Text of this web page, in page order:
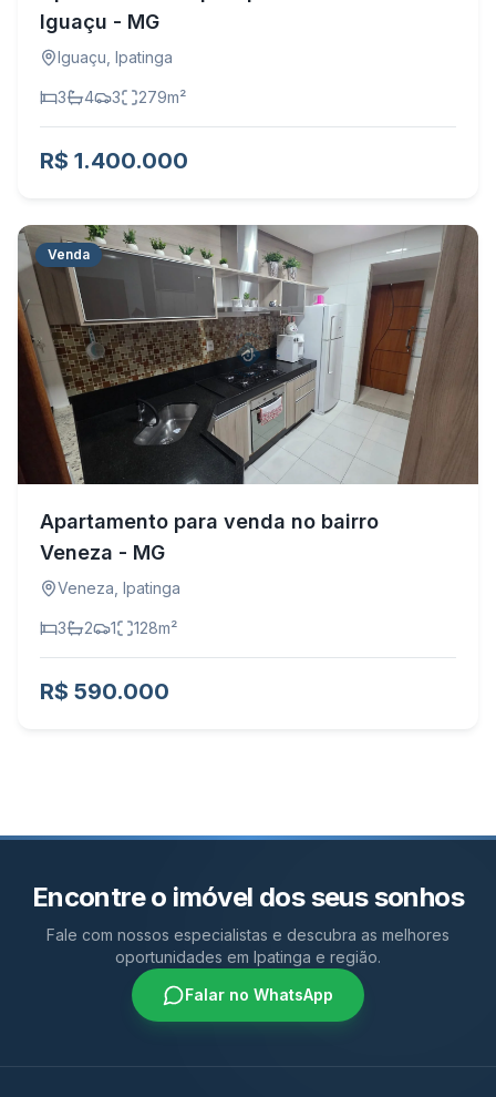
Iguaçu - MG
Iguaçu Ipatinga
3 4 3 279m²
R$ 1.400.000
Venda
Apartamento para venda no bairro
Veneza - MG
Veneza Ipatinga
3 2 1 128m²
R$ 590.000
Encontre o imóvel dos seus sonhos
Fale com nossos especialistas e descubra as melhores
oportunidades em Ipatinga e região.
Falar no WhatsApp